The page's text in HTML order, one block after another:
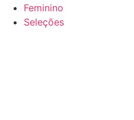
Feminino
Seleções